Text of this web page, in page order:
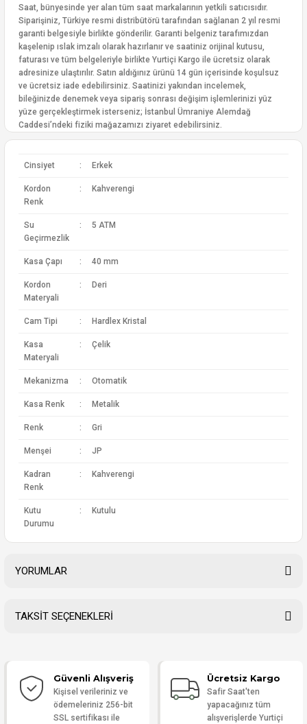
Saat, bünyesinde yer alan tüm saat markalarının yetkili satıcısıdır.
Siparişiniz, Türkiye resmi distribütörü tarafından sağlanan 2 yıl resmi
garanti belgesiyle birlikte gönderilir. Garanti belgeniz tarafımızdan
kaşelenip ıslak imzalı olarak hazırlanır ve saatiniz orijinal kutusu,
faturası ve tüm belgeleriyle birlikte Yurtiçi Kargo ile ücretsiz olarak
adresinize ulaştırılır. Satın aldığınız ürünü 14 gün içerisinde koşulsuz
ve ücretsiz iade edebilirsiniz. Saatinizi yakından incelemek,
bileğinizde denemek veya sipariş sonrası değişim işlemlerinizi yüz
yüze gerçekleştirmek isterseniz; İstanbul Ümraniye Alemdağ
Caddesi’ndeki fiziki mağazamızı ziyaret edebilirsiniz.
Cinsiyet : Erkek
Kordon
Renk
: Kahverengi
Su
Geçirmezlik
: 5 ATM
Kasa Çapı : 40 mm
Kordon
Materyali
: Deri
Cam Tipi : Hardlex Kristal
Kasa
Materyali
: Çelik
Mekanizma : Otomatik
Kasa Renk : Metalik
Renk : Gri
Menşei : JP
Kadran
Renk
: Kahverengi
Kutu
Durumu
: Kutulu
YORUMLAR
Yorum Yaz
TAKSİT SEÇENEKLERİ
Güvenli Alışveriş
Kişisel verileriniz ve
ödemeleriniz 256-bit
SSL sertifikası ile
Ücretsiz Kargo
Safir Saat'ten
yapacağınız tüm
alışverişlerde Yurtiçi